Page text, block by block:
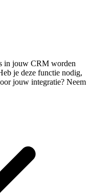
in jouw CRM worden
je deze functie nodig,
jouw integratie? Neem